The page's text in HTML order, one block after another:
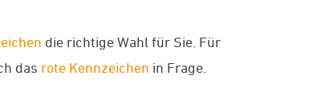
die richtige Wahl für Sie. Für
das rote Kennzeichen in Frage.